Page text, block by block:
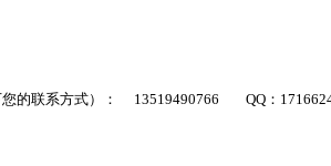
您的联系方式）： 13519490766 QQ：